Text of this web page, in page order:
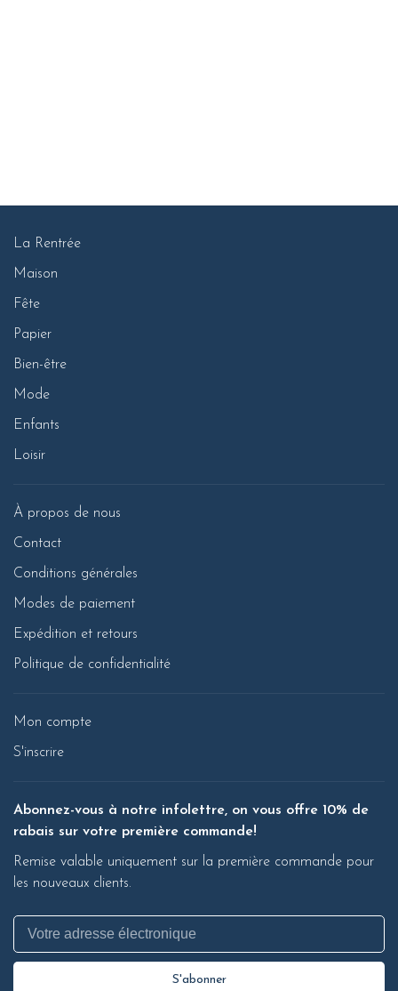
La Rentrée
Maison
Fête
Papier
Bien-être
Mode
Enfants
Loisir
À propos de nous
Contact
Conditions générales
Modes de paiement
Expédition et retours
Politique de confidentialité
Mon compte
S'inscrire
Abonnez-vous à notre infolettre, on vous offre 10% de
rabais sur votre première commande!
Remise valable uniquement sur la première commande pour
les nouveaux clients.
S'abonner